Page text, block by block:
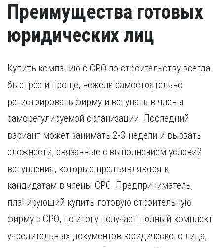
Преимущества готовых
юридических лиц
Купить компанию с СРО по строительству всегда
быстрее и проще, нежели самостоятельно
регистрировать фирму и вступать в члены
саморегулируемой организации. Последний
вариант может занимать 2-3 недели и вызвать
сложности, связанные с выполнением условий
вступления, которые предъявляются к
кандидатам в члены СРО. Предприниматель,
планирующий купить готовую строительную
фирму с СРО, по итогу получает полный комплект
учредительных документов юридического лица,